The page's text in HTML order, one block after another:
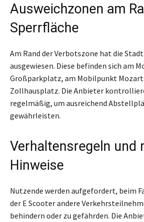
Ausweichzonen am
Sperrfläche
Am Rand der Verbotszone hat die
ausgewiesen. Diese befinden sich am
Großparkplatz, am Mobilpunkt
Zollhausplatz. Die Anbieter
regelmäßig, um ausreichend
gewährleisten.
Verhaltensregeln und
Hinweise
Nutzende werden aufgefordert, beim
der E Scooter andere
behindern oder zu gefährden. Die